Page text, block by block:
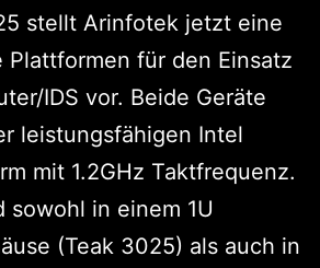
stellt Arinfotek jetzt eine
Plattformen für den Einsatz
IDS vor. Beide Geräte
leistungsfähigen Intel
mit 1.2GHz Taktfrequenz.
sowohl in einem 1U
(Teak 3025) als auch in